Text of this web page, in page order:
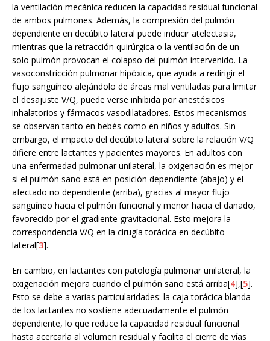
la ventilación mecánica reducen la capacidad residual funcional
de ambos pulmones. Además, la compresión del pulmón
dependiente en decúbito lateral puede inducir atelectasia,
mientras que la retracción quirúrgica o la ventilación de un
solo pulmón provocan el colapso del pulmón intervenido. La
vasoconstricción pulmonar hipóxica, que ayuda a redirigir el
flujo sanguíneo alejándolo de áreas mal ventiladas para limitar
el desajuste V/Q, puede verse inhibida por anestésicos
inhalatorios y fármacos vasodilatadores. Estos mecanismos
se observan tanto en bebés como en niños y adultos. Sin
embargo, el impacto del decúbito lateral sobre la relación V/Q
difiere entre lactantes y pacientes mayores. En adultos con
una enfermedad pulmonar unilateral, la oxigenación es mejor
si el pulmón sano está en posición dependiente (abajo) y el
afectado no dependiente (arriba), gracias al mayor flujo
sanguíneo hacia el pulmón funcional y menor hacia el dañado,
favorecido por el gradiente gravitacional. Esto mejora la
correspondencia V/Q en la cirugía torácica en decúbito
lateral[3].
En cambio, en lactantes con patología pulmonar unilateral, la
oxigenación mejora cuando el pulmón sano está arriba[4],[5].
Esto se debe a varias particularidades: la caja torácica blanda
de los lactantes no sostiene adecuadamente el pulmón
dependiente, lo que reduce la capacidad residual funcional
hasta acercarla al volumen residual y facilita el cierre de vías